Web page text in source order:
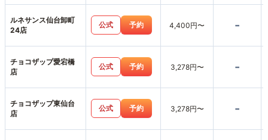
ルネサンス仙台卸町
24店
公式 予約 4,400円〜 -
チョコザップ愛宕橋
店
公式 予約 3,278円〜 -
チョコザップ東仙台
店
公式 予約 3,278円〜 -